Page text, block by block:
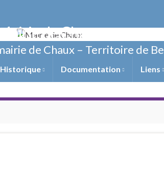
de Chaux
de Chaux – Territoire de
Historique Documentation Liens